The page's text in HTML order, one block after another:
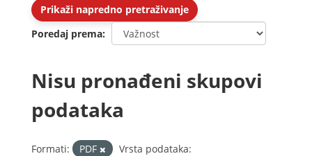
Prikaži napredno pretraživanje
Poredaj prema
Nisu pronađeni skupovi
podataka
Formati: PDF
Vrsta podataka: